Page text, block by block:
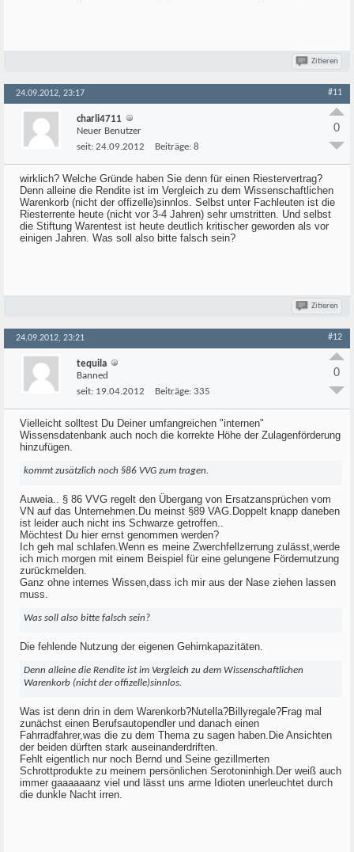
Zitieren
24.09.2012, 23:17 #11
charli4711
Neuer Benutzer
seit: 24.09.2012 Beiträge: 8
0
wirklich? Welche Gründe haben Sie denn für einen Riestervertrag?
Denn alleine die Rendite ist im Vergleich zu dem Wissenschaftlichen
Warenkorb (nicht der offizelle)sinnlos. Selbst unter Fachleuten ist die
Riesterrente heute (nicht vor 3-4 Jahren) sehr umstritten. Und selbst
die Stiftung Warentest ist heute deutlich kritischer geworden als vor
einigen Jahren. Was soll also bitte falsch sein?
Zitieren
24.09.2012, 23:21 #12
tequila
Banned
seit: 19.04.2012 Beiträge: 335
0
Vielleicht solltest Du Deiner umfangreichen "internen"
Wissensdatenbank auch noch die korrekte Höhe der Zulagenförderung
hinzufügen.
kommt zusätzlich noch §86 VVG zum tragen.
Auweia.. § 86 VVG regelt den Übergang von Ersatzansprüchen vom
VN auf das Unternehmen.Du meinst §89 VAG.Doppelt knapp daneben
ist leider auch nicht ins Schwarze getroffen..
Möchtest Du hier ernst genommen werden?
Ich geh mal schlafen.Wenn es meine Zwerchfellzerrung zulässt,werde
ich mich morgen mit einem Beispiel für eine gelungene Fördernutzung
zurückmelden.
Ganz ohne internes Wissen,dass ich mir aus der Nase ziehen lassen
muss.
Was soll also bitte falsch sein?
Die fehlende Nutzung der eigenen Gehirnkapazitäten.
Denn alleine die Rendite ist im Vergleich zu dem Wissenschaftlichen
Warenkorb (nicht der offizelle)sinnlos.
Was ist denn drin in dem Warenkorb?Nutella?Billyregale?Frag mal
zunächst einen Berufsautopendler und danach einen
Fahrradfahrer,was die zu dem Thema zu sagen haben.Die Ansichten
der beiden dürften stark auseinanderdriften.
Fehlt eigentlich nur noch Bernd und Seine gezillmerten
Schrottprodukte zu meinem persönlichen Serotoninhigh.Der weiß auch
immer gaaaaaanz viel und lässt uns arme Idioten unerleuchtet durch
die dunkle Nacht irren.